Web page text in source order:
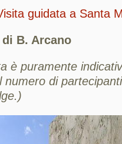
guidata a Santa
B. Arcano
è puramente
numero di